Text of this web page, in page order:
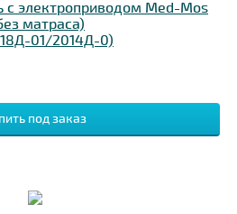
с электроприводом Med-Mos
матраса)
01/2014Д-0)